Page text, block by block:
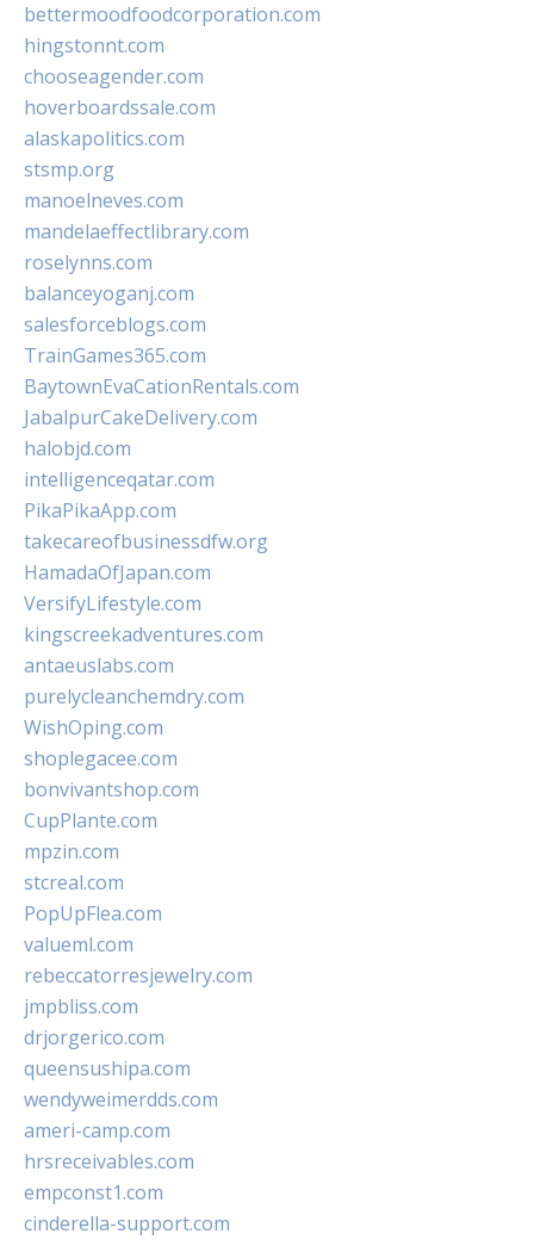
bettermoodfoodcorporation.com
hingstonnt.com
chooseagender.com
hoverboardssale.com
alaskapolitics.com
stsmp.org
manoelneves.com
mandelaeffectlibrary.com
roselynns.com
balanceyoganj.com
salesforceblogs.com
TrainGames365.com
BaytownEvaCationRentals.com
JabalpurCakeDelivery.com
halobjd.com
intelligenceqatar.com
PikaPikaApp.com
takecareofbusinessdfw.org
HamadaOfJapan.com
VersifyLifestyle.com
kingscreekadventures.com
antaeuslabs.com
purelycleanchemdry.com
WishOping.com
shoplegacee.com
bonvivantshop.com
CupPlante.com
mpzin.com
stcreal.com
PopUpFlea.com
valueml.com
rebeccatorresjewelry.com
jmpbliss.com
drjorgerico.com
queensushipa.com
wendyweimerdds.com
ameri-camp.com
hrsreceivables.com
empconst1.com
cinderella-support.com